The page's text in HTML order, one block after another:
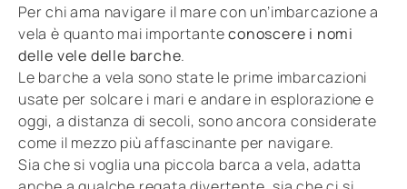
Per chi ama navigare il mare con un’imbarcazione a
vela è quanto mai importanteconoscere i nomi
delle vele delle barche.
Le barche a vela sono state le prime imbarcazioni
usate per solcare i mari e andare in esplorazione e
oggi, a distanza di secoli, sono ancora considerate
come il mezzo più affascinante per navigare.
Sia che si voglia una piccola barca a vela, adatta